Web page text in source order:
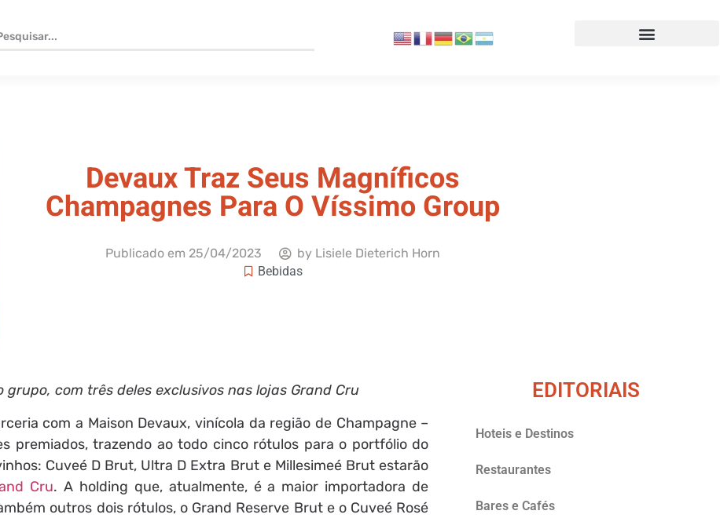
Devaux Traz Seus Magníficos
Champagnes Para O Víssimo Group
Publicado em 25/04/2023 by Lisiele Dieterich Horn
Bebidas
com três deles exclusivos nas lojas Grand Cru
com a Maison Devaux, vinícola da região de Champagne –
premiados, trazendo ao todo cinco rótulos para o portfólio do
Cuveé D Brut, Ultra D Extra Brut e Millesimeé Brut estarão
Cru. A holding que, atualmente, é a maior importadora de
outros dois rótulos, o Grand Reserve Brut e o Cuveé Rosé
EDITORIAIS
Hoteis e Destinos
Restaurantes
Bares e Cafés